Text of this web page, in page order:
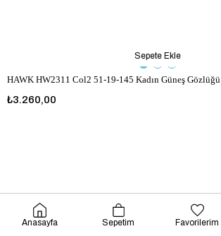
HAWK HW2311 Col2 51-19-145 Kadın Güneş Gözlüğü
₺3.260,00
Sepete Ekle
Anasayfa Sepetim Favorilerim